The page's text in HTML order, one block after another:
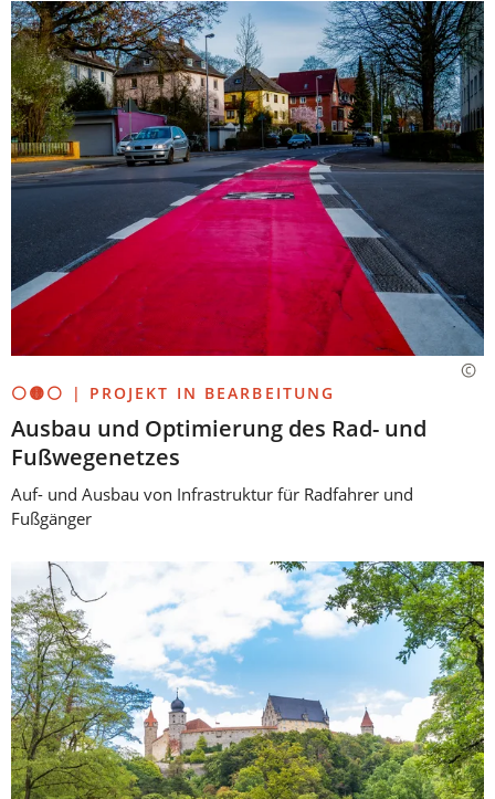
⚪🟡⚪ | PROJEKT IN BEARBEITUNG
Ausbau und Optimierung des Rad- und
Fußwegenetzes
Auf- und Ausbau von Infrastruktur für Radfahrer und
Fußgänger